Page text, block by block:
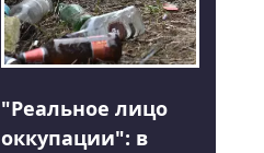
"Реальное лицо
оккупации": в